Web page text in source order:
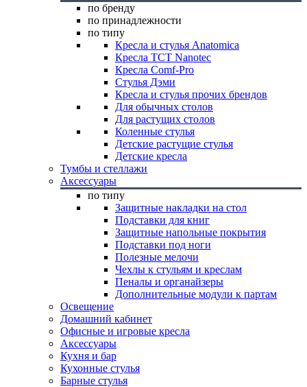
по бренду
по принадлежности
по типу
Кресла и стулья Anatomica
Кресла TCT Nanotec
Кресла Comf-Pro
Стулья Дэми
Кресла и стулья прочих брендов
Для обычных столов
Для растущих столов
Коленные стулья
Детские растущие стулья
Детские кресла
Тумбы и стеллажи
Аксессуары
по типу
Защитные накладки на стол
Подставки для книг
Защитные напольные покрытия
Подставки под ноги
Полезные мелочи
Чехлы к стульям и креслам
Пеналы и органайзеры
Дополнительные модули к партам
Освещение
Домашний кабинет
Офисные и игровые кресла
Аксессуары
Кухня и бар
Кухонные стулья
Барные стулья